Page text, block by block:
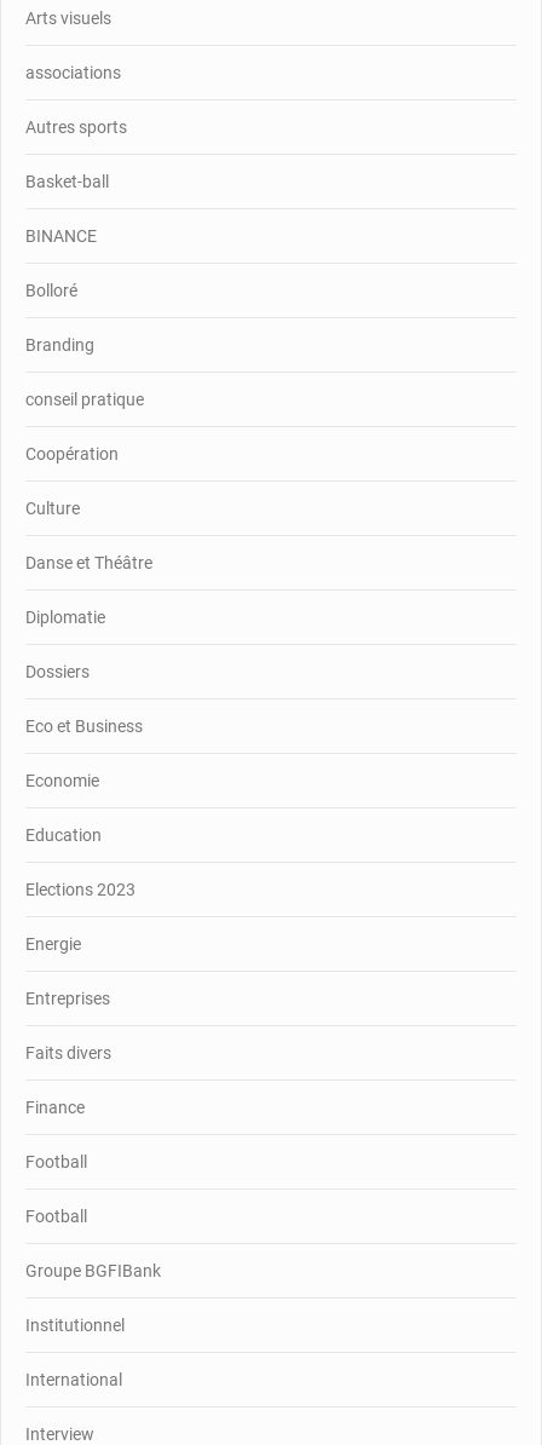
Arts visuels
associations
Autres sports
Basket-ball
BINANCE
Bolloré
Branding
conseil pratique
Coopération
Culture
Danse et Théâtre
Diplomatie
Dossiers
Eco et Business
Economie
Education
Elections 2023
Energie
Entreprises
Faits divers
Finance
Football
Football
Groupe BGFIBank
Institutionnel
International
Interview